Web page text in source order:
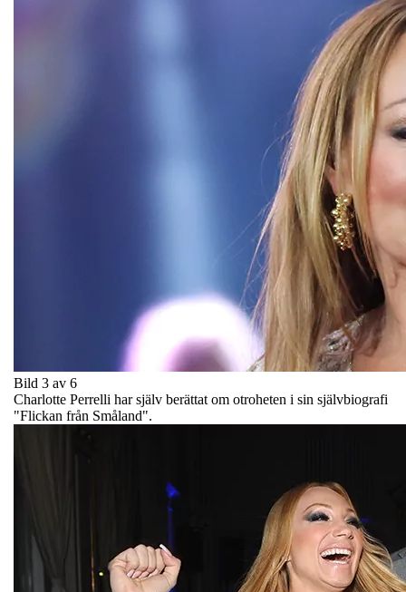
Bild 3 av 6
Charlotte Perrelli har själv berättat om otroheten i sin självbiografi
"Flickan från Småland".